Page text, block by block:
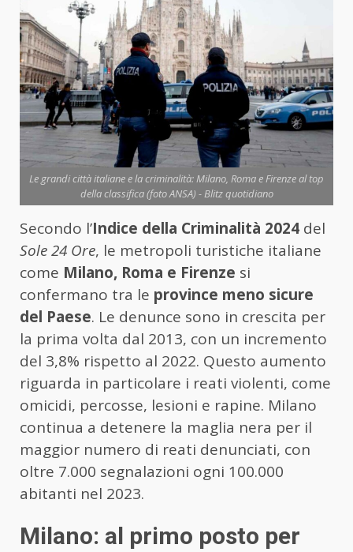
Le grandi città italiane e la criminalità: Milano, Roma e Firenze al top
della classifica (foto ANSA) - Blitz quotidiano
Secondo l’Indice della Criminalità 2024 del
Sole 24 Ore, le metropoli turistiche italiane
come Milano, Roma e Firenze si
confermano tra le province meno sicure
del Paese. Le denunce sono in crescita per
la prima volta dal 2013, con un incremento
del 3,8% rispetto al 2022. Questo aumento
riguarda in particolare i reati violenti, come
omicidi, percosse, lesioni e rapine. Milano
continua a detenere la maglia nera per il
maggior numero di reati denunciati, con
oltre 7.000 segnalazioni ogni 100.000
abitanti nel 2023.
Milano: al primo posto per